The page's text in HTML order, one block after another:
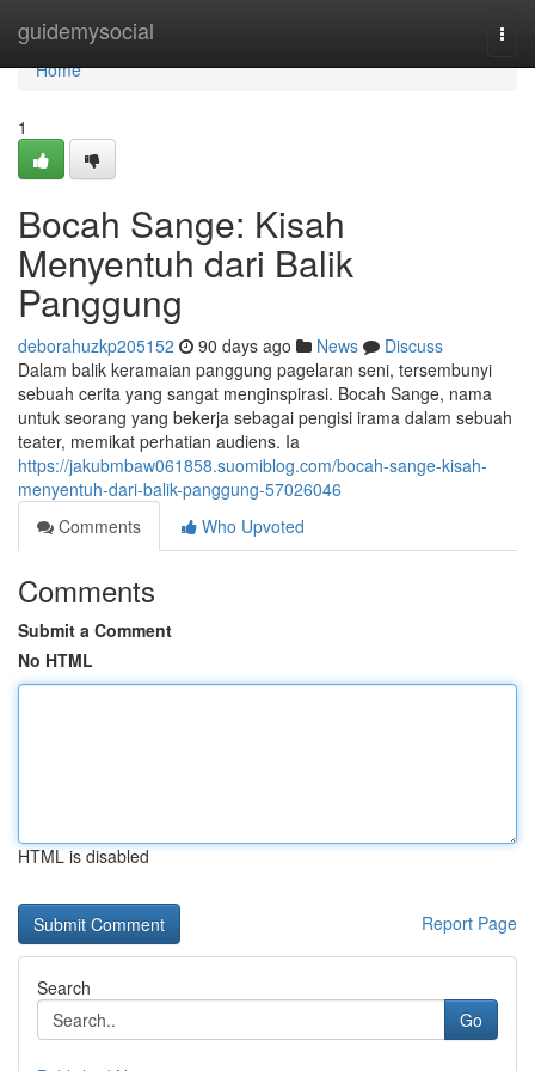
guidemysocial
Home
Home
1
Bocah Sange: Kisah
Menyentuh dari Balik
Panggung
deborahuzkp205152 90 days ago News
Discuss
Dalam balik keramaian panggung pagelaran seni, tersembunyi
sebuah cerita yang sangat menginspirasi. Bocah Sange, nama
untuk seorang yang bekerja sebagai pengisi irama dalam sebuah
teater, memikat perhatian audiens. Ia
https://jakubmbaw061858.suomiblog.com/bocah-sange-kisah-
menyentuh-dari-balik-panggung-57026046
Comments
Who Upvoted
Comments
Submit a Comment
No HTML
HTML is disabled
Report Page
Search
Go